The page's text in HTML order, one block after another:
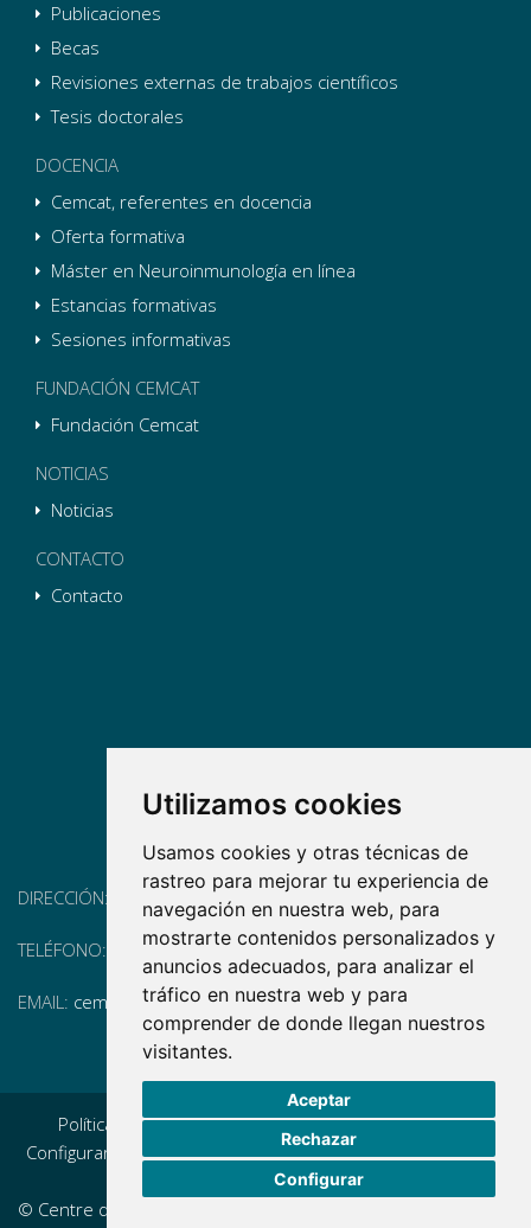
Utilizamos cookies
Usamos cookies y otras técnicas de
rastreo para mejorar tu experiencia de
navegación en nuestra web, para
mostrarte contenidos personalizados y
anuncios adecuados, para analizar el
tráfico en nuestra web y para
comprender de donde llegan nuestros
visitantes.
Aceptar
Rechazar
Configurar
Publicaciones
Becas
Revisiones externas de trabajos científicos
Tesis doctorales
DOCENCIA
Cemcat, referentes en docencia
Oferta formativa
Máster en Neuroinmunología en línea
Estancias formativas
Sesiones informativas
FUNDACIÓN CEMCAT
Fundación Cemcat
NOTICIAS
Noticias
CONTACTO
Contacto
DIRECCIÓN: Pg. Vall d'Hebron, 119-129, 08035 Barcelona
TELÉFONO: (+34) 93 175 15 55
EMAIL: cem-cat@cem-cat.org
Política de privacidad|Aviso legal|Política de cookies
Configurar cookies|Condiciones generales de contratación
Política de redes redes sociales
© Centre d'Esclerosi Múltiple de Catalunya